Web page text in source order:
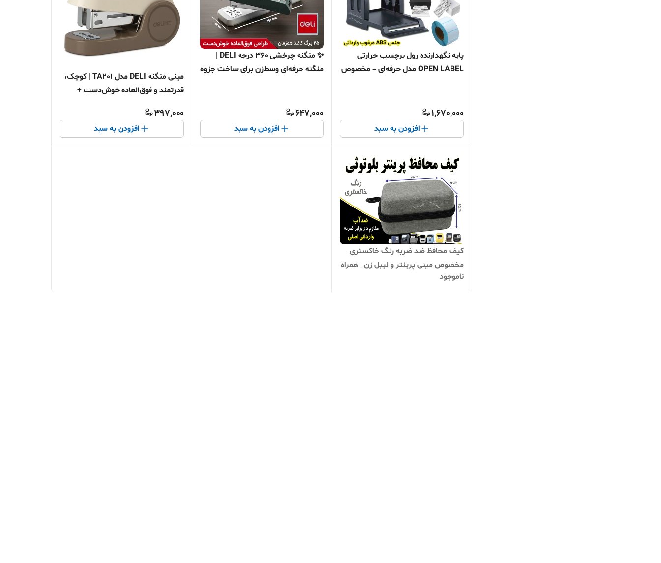
پایه نگهدارنده رول برچسب حرارتی
OPEN LABEL مدل حرفه‌ای – مخصوص
1,670,000
افزودن به سبد
✨ منگنه چرخشی 360 درجه DELI |
منگنه حرفه‌ای وسط‌زن برای ساخت جزوه
647,000
افزودن به سبد
مینی منگنه DELI مدل TA201 | کوچک،
قدرتمند و فوق‌العاده خوش‌دست +
397,000
افزودن به سبد
کیف محافظ ضد ضربه رنگ خاکستری
مخصوص مینی پرینتر و لیبل زن | همراه
همیشگی دستگاه شما!
ناموجود